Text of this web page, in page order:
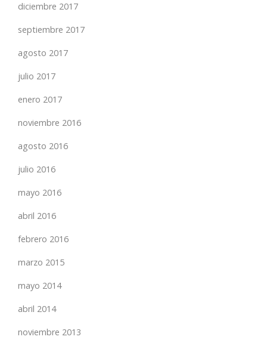
diciembre 2017
septiembre 2017
agosto 2017
julio 2017
enero 2017
noviembre 2016
agosto 2016
julio 2016
mayo 2016
abril 2016
febrero 2016
marzo 2015
mayo 2014
abril 2014
noviembre 2013